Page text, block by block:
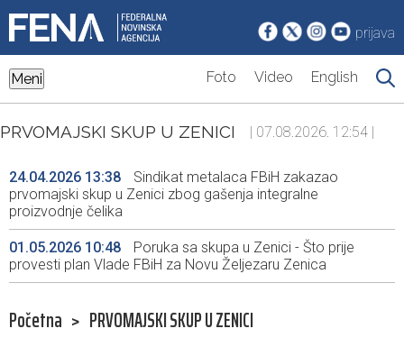
prijava
Meni Foto Video English
PRVOMAJSKI SKUP U ZENICI | 07.08.2026. 12:54 |
24.04.2026 13:38
Sindikat metalaca FBiH zakazao
prvomajski skup u Zenici zbog gašenja integralne
proizvodnje čelika
01.05.2026 10:48
Poruka sa skupa u Zenici - Što prije
provesti plan Vlade FBiH za Novu Željezaru Zenica
Početna > PRVOMAJSKI SKUP U ZENICI